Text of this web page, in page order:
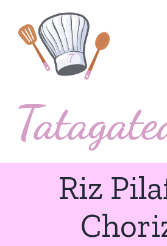
contenu
Riz